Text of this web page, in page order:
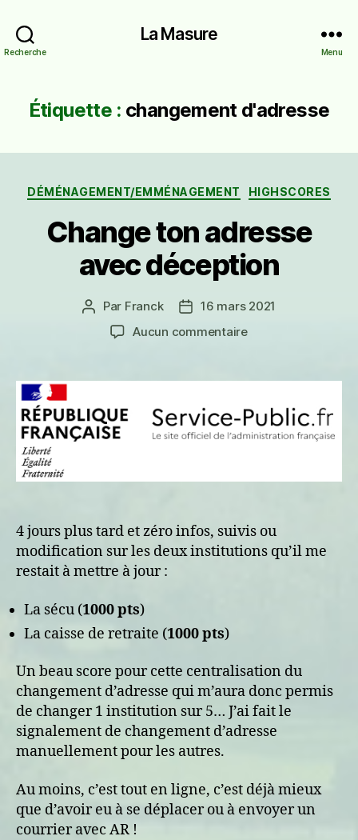
Recherche
La Masure
Menu
Étiquette : changement d'adresse
Catégories
DÉMÉNAGEMENT/EMMÉNAGEMENT HIGHSCORES
Change ton adresse
avec déception
Auteur
l’article
Par Franck
Date16 mars 2021
Aucun commentairesur
adresse
déception
4 jours plus tard et zéro infos, suivis ou
modification sur les deux institutions qu’il me
restait à mettre à jour :
La sécu (1000 pts)
La caisse de retraite (1000 pts)
Un beau score pour cette centralisation du
changement d’adresse qui m’aura donc permis
de changer 1 institution sur 5… J’ai fait le
signalement de changement d’adresse
manuellement pour les autres.
Au moins, c’est tout en ligne, c’est déjà mieux
que d’avoir eu à se déplacer ou à envoyer un
courrier avec AR !